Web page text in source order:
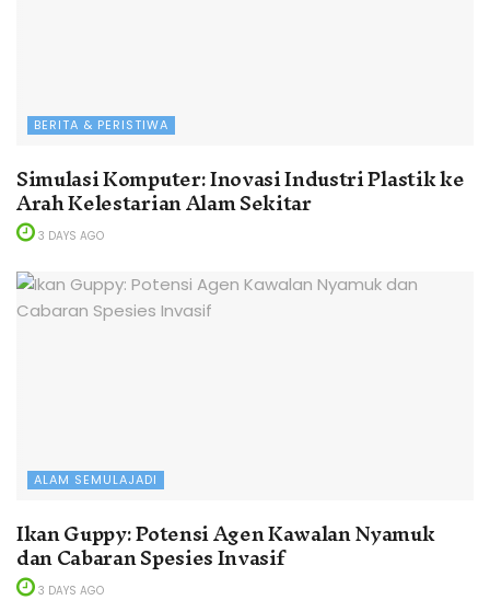
BERITA & PERISTIWA
Simulasi Komputer: Inovasi Industri Plastik ke
Arah Kelestarian Alam Sekitar
3 DAYS AGO
ALAM SEMULAJADI
Ikan Guppy: Potensi Agen Kawalan Nyamuk
dan Cabaran Spesies Invasif
3 DAYS AGO